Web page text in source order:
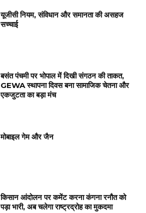
यूजीसी नियम, संविधान और समानता की असहज
सच्चाई
बसंत पंचमी पर भोपाल में दिखी संगठन की ताकत,
GEWA स्थापना दिवस बना सामाजिक चेतना और
एकजुटता का बड़ा मंच
मोबाइल गेम और जैन
किसान आंदोलन पर कमेंट करना कंगना रनौत को
पड़ा भारी, अब चलेगा राष्ट्रद्रोह का मुकदमा